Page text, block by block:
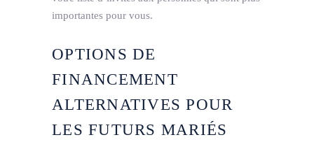
importantes pour vous.
OPTIONS DE
FINANCEMENT
ALTERNATIVES POUR
LES FUTURS MARIÉS